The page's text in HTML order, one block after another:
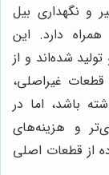
و نگهداری بیل
دارد. این
شده‌اند و از
قطعات غیراصلی،
باشد، اما در
و هزینه‌های
از قطعات اصلی